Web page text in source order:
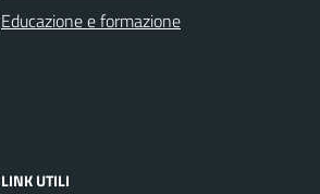
Educazione e formazione
LINK UTILI